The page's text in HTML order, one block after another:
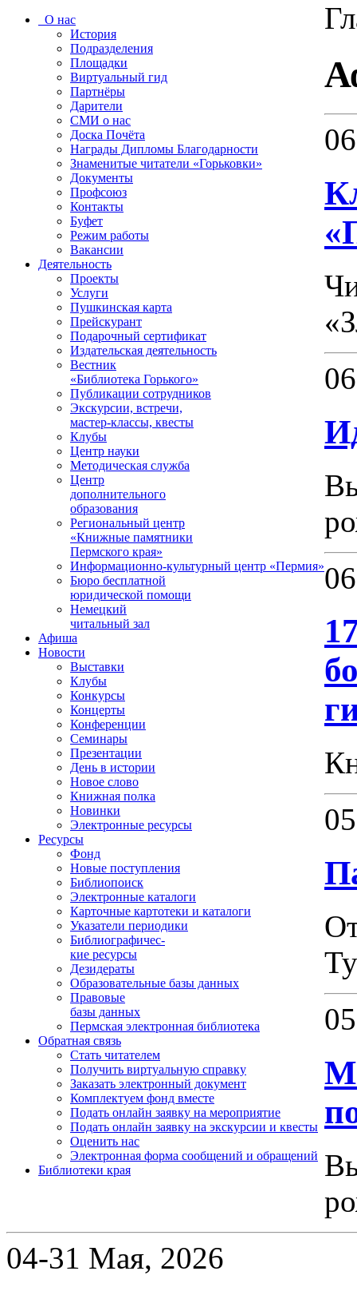
О нас
История
Подразделения
Площадки
Виртуальный гид
Партнёры
Дарители
СМИ о нас
Доска Почёта
Награды Дипломы Благодарности
Знаменитые читатели «Горьковки»
Документы
Профсоюз
Контакты
Буфет
Режим работы
Вакансии
Деятельность
Проекты
Услуги
Пушкинская карта
Прейскурант
Подарочный сертификат
Издательская деятельность
Вестник
«Библиотека Горького»
Публикации сотрудников
Экскурсии, встречи,
мастер-классы, квесты
Клубы
Центр науки
Методическая служба
Центр
дополнительного
образования
Региональный центр
«Книжные памятники
Пермского края»
Информационно-культурный центр «Пермия»
Бюро бесплатной
юридической помощи
Немецкий
читальный зал
Афиша
Новости
Выставки
Клубы
Конкурсы
Концерты
Конференции
Семинары
Презентации
День в истории
Новое слово
Книжная полка
Новинки
Электронные ресурсы
Ресурсы
Фонд
Новые поступления
Библиопоиск
Электронные каталоги
Карточные картотеки и каталоги
Указатели периодики
Библиографичес-
кие ресурсы
Дезидераты
Образовательные базы данных
Правовые
базы данных
Пермская электронная библиотека
Обратная связь
Стать читателем
Получить виртуальную справку
Заказать электронный документ
Комплектуем фонд вместе
Подать онлайн заявку на мероприятие
Подать онлайн заявку на экскурсии и квесты
Оценить нас
Электронная форма сообщений и обращений
Библиотеки края
04-31 Мая, 2026